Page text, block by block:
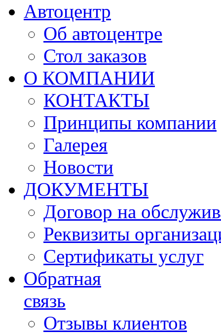
Автоцентр
Об автоцентре
Стол заказов
О КОМПАНИИ
КОНТАКТЫ
Принципы компании
Галерея
Новости
ДОКУМЕНТЫ
Договор на
Реквизиты
Сертификаты услуг
Обратная
связь
Отзывы клиентов